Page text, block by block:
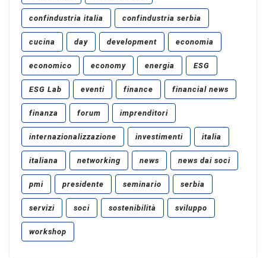
confindustria italia confindustria serbia
cucina day development economia
economico economy energia ESG
ESG Lab eventi finance financial news
finanza forum imprenditori
internazionalizzazione investimenti italia
italiana networking news news dai soci
pmi presidente seminario serbia
servizi soci sostenibilità sviluppo
workshop